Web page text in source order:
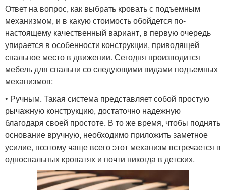
Ответ на вопрос, как выбрать кровать с подъемным
механизмом, и в какую стоимость обойдется по-
настоящему качественный вариант, в первую очередь
упирается в особенности конструкции, приводящей
спальное место в движении. Сегодня производится
мебель для спальни со следующими видами подъемных
механизмов:
• Ручным. Такая система представляет собой простую
рычажную конструкцию, достаточно надежную
благодаря своей простоте. В то же время, чтобы поднять
основание вручную, необходимо приложить заметное
усилие, поэтому чаще всего этот механизм встречается в
односпальных кроватях и почти никогда в детских.